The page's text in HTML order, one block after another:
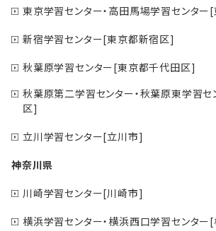
東京学習センター・高田馬場学習センタ
新宿学習センター[東京都新宿区]
秋葉原学習センター[東京都千代田区]
秋葉原第二学習センター・秋葉原東学習
区]
立川学習センター[立川市]
神奈川県
川崎学習センター[川崎市]
横浜学習センター・横浜西口学習センター